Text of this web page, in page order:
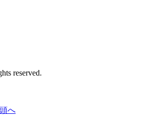
reserved.
へ